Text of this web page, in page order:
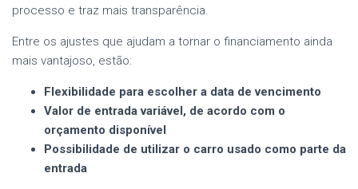
processo e traz mais transparência.
Entre os ajustes que ajudam a tornar o financiamento ainda
mais vantajoso, estão:
Flexibilidade para escolher a data de vencimento
Valor de entrada variável, de acordo com o
orçamento disponível
Possibilidade de utilizar o carro usado como parte da
entrada